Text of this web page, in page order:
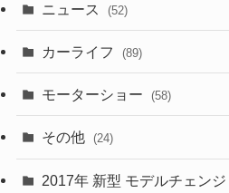
(43)
(6)
(9)
(28)
(27)
(26)
ニュース (52)
カーライフ (89)
モーターショー (58)
その他 (24)
2017年 新型 モデルチェン